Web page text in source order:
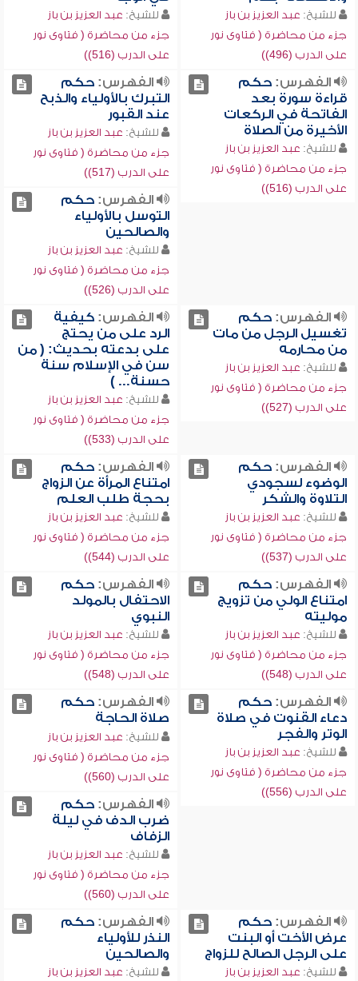
للشيخ: عبد العزيز بن باز
جزء من محاضرة ( فتاوى نور
على الدرب (496))
للشيخ: عبد العزيز بن باز
جزء من محاضرة ( فتاوى نور
على الدرب (516))
الفهرس:حكم
قراءة سورة بعد
الفاتحة في الركعات
الأخيرة من الصلاة
للشيخ: عبد العزيز بن باز
جزء من محاضرة ( فتاوى نور
على الدرب (516))
الفهرس:حكم
التبرك بالأولياء والذبح
عند القبور
للشيخ: عبد العزيز بن باز
جزء من محاضرة ( فتاوى نور
على الدرب (517))
الفهرس:حكم
التوسل بالأولياء
والصالحين
للشيخ: عبد العزيز بن باز
جزء من محاضرة ( فتاوى نور
على الدرب (526))
الفهرس:حكم
تغسيل الرجل من مات
من محارمه
للشيخ: عبد العزيز بن باز
جزء من محاضرة ( فتاوى نور
على الدرب (527))
الفهرس:كيفية
الرد على من يحتج
على بدعته بحديث: ( من
سن في الإسلام سنة
حسنة... )
للشيخ: عبد العزيز بن باز
جزء من محاضرة ( فتاوى نور
على الدرب (533))
الفهرس:حكم
الوضوء لسجودي
التلاوة والشكر
للشيخ: عبد العزيز بن باز
جزء من محاضرة ( فتاوى نور
على الدرب (537))
الفهرس:حكم
امتناع المرأة عن الزواج
بحجة طلب العلم
للشيخ: عبد العزيز بن باز
جزء من محاضرة ( فتاوى نور
على الدرب (544))
الفهرس:حكم
امتناع الولي من تزويج
موليته
للشيخ: عبد العزيز بن باز
جزء من محاضرة ( فتاوى نور
على الدرب (548))
الفهرس:حكم
الاحتفال بالمولد
النبوي
للشيخ: عبد العزيز بن باز
جزء من محاضرة ( فتاوى نور
على الدرب (548))
الفهرس:حكم
دعاء القنوت في صلاة
الوتر والفجر
للشيخ: عبد العزيز بن باز
جزء من محاضرة ( فتاوى نور
على الدرب (556))
الفهرس:حكم
صلاة الحاجة
للشيخ: عبد العزيز بن باز
جزء من محاضرة ( فتاوى نور
على الدرب (560))
الفهرس:حكم
ضرب الدف في ليلة
الزفاف
للشيخ: عبد العزيز بن باز
جزء من محاضرة ( فتاوى نور
على الدرب (560))
الفهرس:حكم
عرض الأخت أو البنت
على الرجل الصالح للزواج
للشيخ: عبد العزيز بن باز
الفهرس:حكم
النذر للأولياء
والصالحين
للشيخ: عبد العزيز بن باز